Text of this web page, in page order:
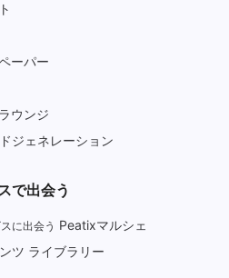
ーパー
ウンジ
ジェネレーション
で出会う
に出会う Peatixマルシェ
ツ ライブラリー